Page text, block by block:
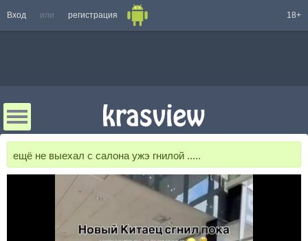
Вход или регистрация 18+
ещё не выехал с салона ужэ гнилой .....